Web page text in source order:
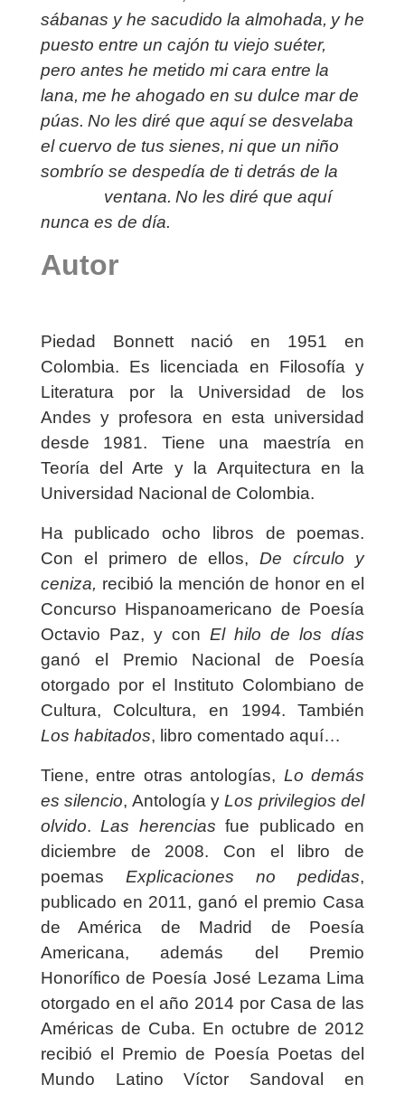
sábanas y he sacudido la almohada, y he
puesto entre un cajón tu viejo suéter,
pero antes he metido mi cara entre la
lana, me he ahogado en su dulce mar de
púas. No les diré que aquí se desvelaba
el cuervo de tus sienes, ni que un niño
sombrío se despedía de ti detrás de la
ventana. No les diré que aquí
nunca es de día.
Autor
Piedad Bonnett nació en 1951 en
Colombia. Es licenciada en Filosofía y
Literatura por la Universidad de los
Andes y profesora en esta universidad
desde 1981. Tiene una maestría en
Teoría del Arte y la Arquitectura en la
Universidad Nacional de Colombia.
Ha publicado ocho libros de poemas.
Con el primero de ellos,De círculo y
ceniza, recibió la mención de honor en el
Concurso Hispanoamericano de Poesía
Octavio Paz, y con El hilo de los días
ganó el Premio Nacional de Poesía
otorgado por el Instituto Colombiano de
Cultura, Colcultura, en 1994. También
Los habitados, libro comentado aquí…
Tiene, entre otras antologías, Lo demás
es silencio, Antología yLos privilegios del
olvido.Las herencias fue publicado en
diciembre de 2008. Con el libro de
poemas Explicaciones no pedidas,
publicado en 2011, ganó el premio Casa
de América de Madrid de Poesía
Americana, además del Premio
Honorífico de Poesía José Lezama Lima
otorgado en el año 2014 por Casa de las
Américas de Cuba. En octubre de 2012
recibió el Premio de Poesía Poetas del
Mundo Latino Víctor Sandoval en